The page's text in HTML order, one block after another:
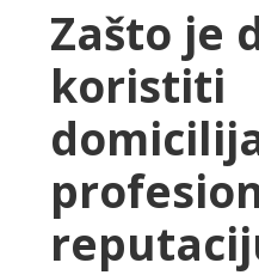
Zašto je
koristiti